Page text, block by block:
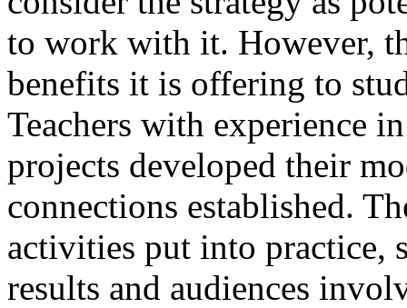
to work with it. However,
benefits it is offering to
Teachers with experience
projects developed their
connections established.
activities put into practice,
results and audiences